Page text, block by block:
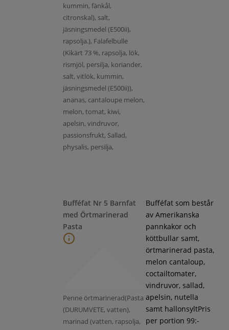
kummin, fänkål,
citronskal), salt,
jäsningsmedel (E500ii),
rapsolja.), Falafelbulle
(Kikärt 73 %, rapsolja, lök,
rismjöl, persilja, koriander,
salt, vitlök, kummin,
jäsningsmedel (E500ii)),
ananas, cantaloupe melon,
melon, tomat, kiwi,
apelsin, vindruvor,
passionsfrukt, Sallad,
physalis, persilja,
Bufféfat Nr 5 Barnfat
med Örtmarinerad
Pasta
Penne örtmarinerad(Pasta
(DURUMVETE, vatten),
marinad (vatten, rapsolja,
Bufféfat som består
av Amerikanska
pannkakor och
köttbullar samt,
örtmarinerad pasta,
melon cantaloup,
coctailtomater,
vindruvor, sallad,
apelsin, nutella
samt hallonsyltPris
per portion 99:-